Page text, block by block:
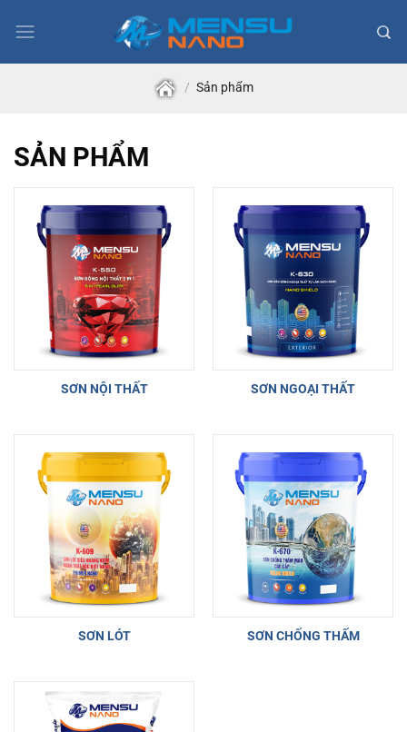
/ Sản phẩm
SẢN PHẨM
SƠN NỘI THẤT SƠN NGOẠI THẤT
SƠN LÓT SƠN CHỐNG THẤM